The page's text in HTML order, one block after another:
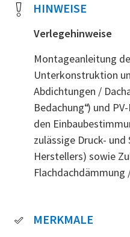
HINWEISE
Verlegehinweise
Montageanleitung
Unterkonstruktion
Abdichtungen /
Bedachung“) und
den
zulässige Druck-
Herstellers) sowie
MERKMALE